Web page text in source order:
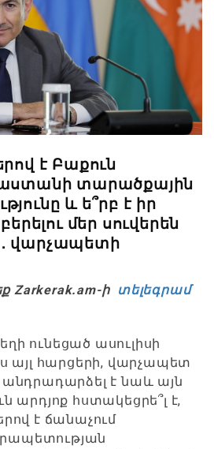
է Բաքուն
տարածքային
և ե՞րբ է իր
մեր սուվերեն
վարչապետի
ի տելեգրամ
ունեցած ասուլիսի
այլ հարցերի, վարչապետ
անդրադարձել է նաև այն
արդյոք հստակեցրե՞լ է,
է ճանաչում